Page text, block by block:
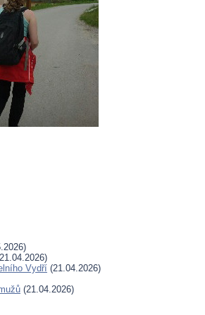
Vydří (21.04.2026)
(21.04.2026)